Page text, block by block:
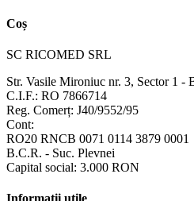
Coș
SC RICOMED SRL
Str. Vasile Mironiuc nr. 3, Sector 1 -
C.I.F.: RO 7866714
Reg. Comerț: J40/9552/95
Cont:
RO20 RNCB 0071 0114 3879 0001
B.C.R. - Suc. Plevnei
Capital social: 3.000 RON
Informații utile